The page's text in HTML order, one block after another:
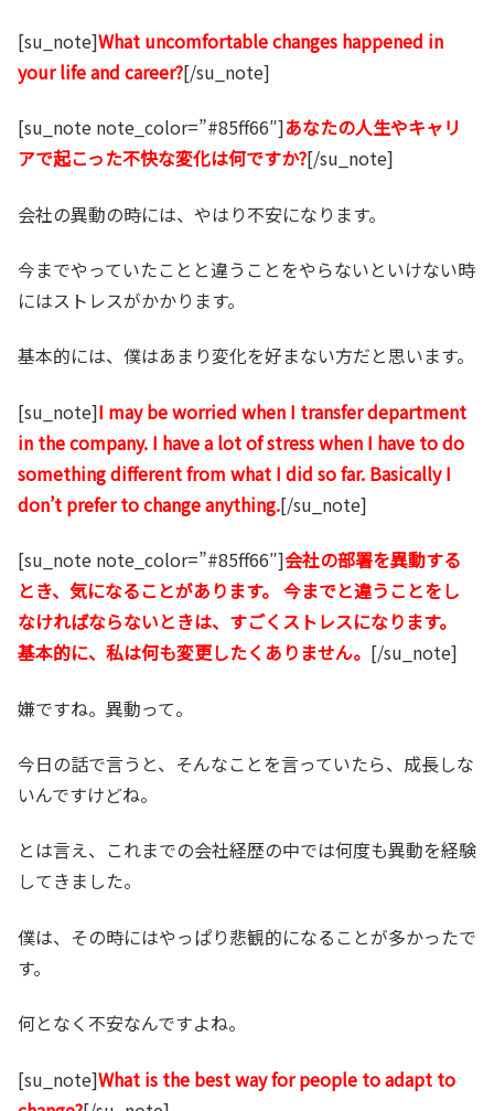
[su_note]What uncomfortable changes happened in
your life and career?[/su_note]
[su_note note_color=”#85ff66″]あなたの人生やキャリ
アで起こった不快な変化は何ですか?[/su_note]
会社の異動の時には、やはり不安になります。
今までやっていたことと違うことをやらないといけない時
にはストレスがかかります。
基本的には、僕はあまり変化を好まない方だと思います。
[su_note]I may be worried when I transfer department
in the company. I have a lot of stress when I have to do
something different from what I did so far. Basically I
don’t prefer to change anything.[/su_note]
[su_note note_color=”#85ff66″]会社の部署を異動する
とき、気になることがあります。 今までと違うことをし
なければならないときは、すごくストレスになります。
基本的に、私は何も変更したくありません。 [/su_note]
嫌ですね。異動って。
今日の話で言うと、そんなことを言っていたら、成長しな
いんですけどね。
とは言え、これまでの会社経歴の中では何度も異動を経験
してきました。
僕は、その時にはやっぱり悲観的になることが多かったで
す。
何となく不安なんですよね。
[su_note]What is the best way for people to adapt to